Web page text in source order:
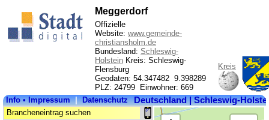
Meggerdorf
Offizielle
Website: www.gemeinde-
christiansholm.de
Bundesland: Schleswig-
Holstein Kreis: Schleswig-
Flensburg
Geodaten: 54.347482 9.398289
PLZ: 24799 Einwohner: 669
Kreis